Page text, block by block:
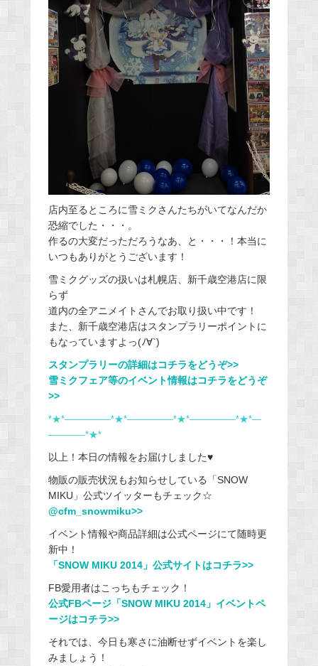
店内至るところに雪ミクさんたちがいてなんだか
恐縮でした・・・。
作るの大変だっただろうなあ、と・・・！本当に
いつもありがとうございます！
雪ミクグッズの扱いは札幌店、新千歳空港店に限
らず
道内の全アニメイトさんでお取り扱い中です！
また、新千歳空港店はスタンプラリーポイントに
もなっていますよっ(ﾉ∀`)
スタンプラリーの詳細はコチラをどうぞ>>
雪ミクフェア等のイベント情報はコチラをどうぞ
>>
*★*―――――*★*―――――*★*―――――*★*―
――――*★*
以上！本日の情報をお届けしました♥
物販の販売状況もお知らせしている「SNOW
MIKU」公式ツイッターもチェック☆
@cfm_snowmiku>>
イベント情報や商品詳細は公式ページにて随時更
新中！
「SNOW MIKU 2014」公式サイトはコチラ>>
FB愛用者はこっちもチェック！
公式FBページ「SNOW MIKU 2014」イベントペ
ージはコチラ>>
それでは、今日も寒さに油断せずイベントを楽し
みましょう！